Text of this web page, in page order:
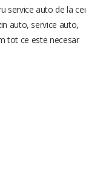
service auto de la cei
auto, service auto,
tot ce este necesar